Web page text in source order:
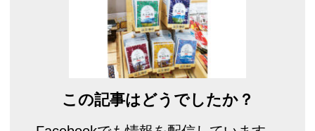
この記事はどうでしたか？